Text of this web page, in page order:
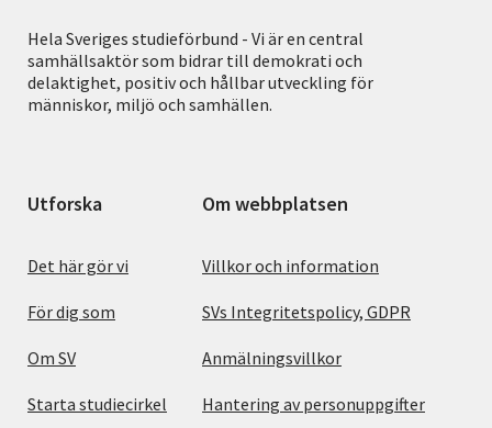
Hela Sveriges studieförbund - Vi är en central
samhällsaktör som bidrar till demokrati och
delaktighet, positiv och hållbar utveckling för
människor, miljö och samhällen.
Utforska
Det här gör vi
För dig som
Om SV
Starta studiecirkel
Om webbplatsen
Villkor och information
SVs Integritetspolicy, GDPR
Anmälningsvillkor
Hantering av personuppgifter